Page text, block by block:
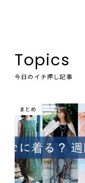
Topics
今日のイチ押し記事
まとめ